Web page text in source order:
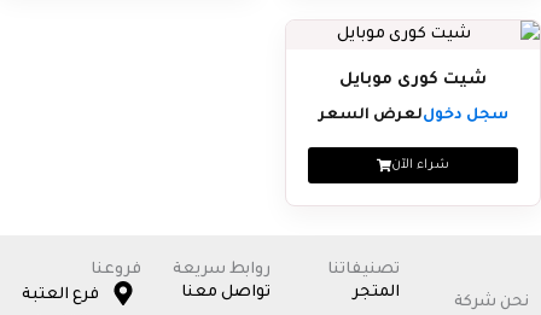
شيت كورى موبايل
سجل دخوللعرض السعر
شراء الآن
نحن شركة
تصنيفاتنا
المتجر
روابط سريعة
تواصل معنا
فروعنا
فرع العتبة